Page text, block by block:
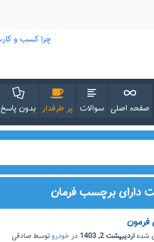
صفحه اصلی سوالات پر طرفدار بدون پاسخ
دارای برچسب فرمان
فرمون
شدهاردیبهشت 2, 1403 درخودروتوسط صادقی